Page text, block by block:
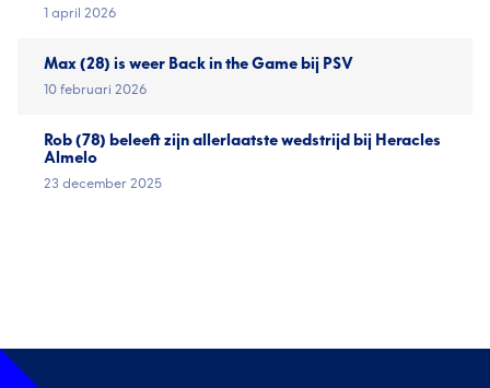
1 april 2026
Max (28) is weer Back in the Game bij PSV
10 februari 2026
Rob (78) beleeft zijn allerlaatste wedstrijd bij Heracles
Almelo
23 december 2025